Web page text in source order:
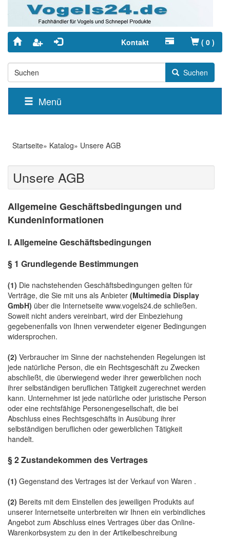
Kontakt ( 0 )
Suchen
Menü
Startseite» Katalog» Unsere AGB
Unsere AGB
Allgemeine Geschäftsbedingungen und
Kundeninformationen
I. Allgemeine Geschäftsbedingungen
§ 1 Grundlegende Bestimmungen
(1) Die nachstehenden Geschäftsbedingungen gelten für
Verträge, die Sie mit uns als Anbieter (Multimedia Display
GmbH) über die Internetseite www.vogels24.de schließen.
Soweit nicht anders vereinbart, wird der Einbeziehung
gegebenenfalls von Ihnen verwendeter eigener Bedingungen
widersprochen.
(2) Verbraucher im Sinne der nachstehenden Regelungen ist
jede natürliche Person, die ein Rechtsgeschäft zu Zwecken
abschließt, die überwiegend weder ihrer gewerblichen noch
ihrer selbständigen beruflichen Tätigkeit zugerechnet werden
kann. Unternehmer ist jede natürliche oder juristische Person
oder eine rechtsfähige Personengesellschaft, die bei
Abschluss eines Rechtsgeschäfts in Ausübung ihrer
selbständigen beruflichen oder gewerblichen Tätigkeit
handelt.
§ 2 Zustandekommen des Vertrages
(1) Gegenstand des Vertrages ist der Verkauf von Waren .
(2) Bereits mit dem Einstellen des jeweiligen Produkts auf
unserer Internetseite unterbreiten wir Ihnen ein verbindliches
Angebot zum Abschluss eines Vertrages über das Online-
Warenkorbsystem zu den in der Artikelbeschreibung